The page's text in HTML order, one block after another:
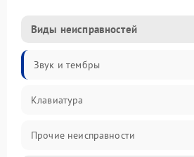
Виды неисправностей
Звук и тембры
Клавиатура
Прочие неисправности